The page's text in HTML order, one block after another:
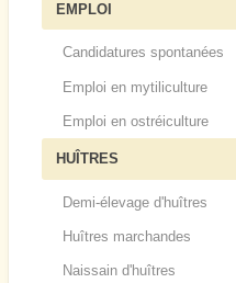
EMPLOI
Candidatures spontanées
Emploi en mytiliculture
Emploi en ostréiculture
HUÎTRES
Demi-élevage d'huîtres
Huîtres marchandes
Naissain d'huîtres